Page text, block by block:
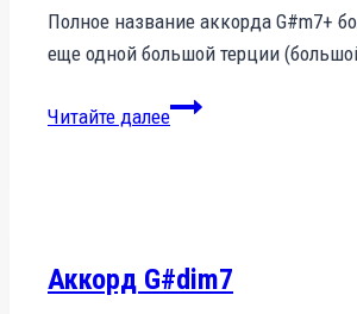
Полное название аккорда G#m7+
еще одной большой терции
Читайте далееАккорд
Аккорд G#dim7